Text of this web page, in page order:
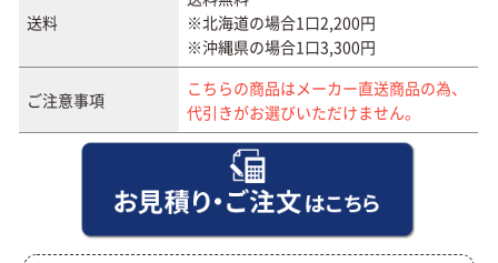
送料
※北海道の場合1口2,200円
※沖縄県の場合1口3,300円
ご注意事項
こちらの商品はメーカー直送商品の為、
代引きがお選びいただけません。